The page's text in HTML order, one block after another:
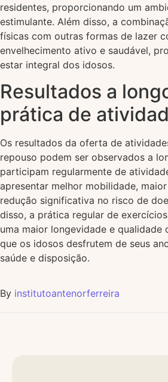
residentes, proporcionando um
estimulante. Além disso, a
físicas com outras formas de lazer
envelhecimento ativo e saudável,
estar integral dos idosos.
Resultados a
prática de
Os resultados da oferta de
repouso podem ser observados a
participam regularmente de
apresentar melhor mobilidade,
redução significativa no risco de
disso, a prática regular de
uma maior longevidade e qualidade
que os idosos desfrutem de seus
saúde e disposição.
By institutoantenorferreira